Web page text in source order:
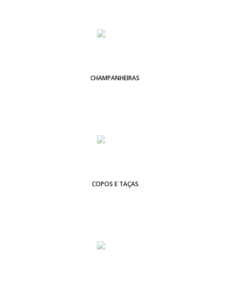
CHAMPANHEIRAS
COPOS E TAÇAS